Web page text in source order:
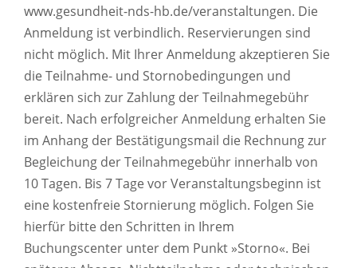
www.gesundheit-nds-hb.de/veranstaltungen. Die
Anmeldung ist verbindlich. Reservierungen sind
nicht möglich. Mit Ihrer Anmeldung akzeptieren Sie
die Teilnahme- und Stornobedingungen und
erklären sich zur Zahlung der Teilnahmegebühr
bereit. Nach erfolgreicher Anmeldung erhalten Sie
im Anhang der Bestätigungsmail die Rechnung zur
Begleichung der Teilnahmegebühr innerhalb von
10 Tagen. Bis 7 Tage vor Veranstaltungsbeginn ist
eine kostenfreie Stornierung möglich. Folgen Sie
hierfür bitte den Schritten in Ihrem
Buchungscenter unter dem Punkt »Storno«. Bei